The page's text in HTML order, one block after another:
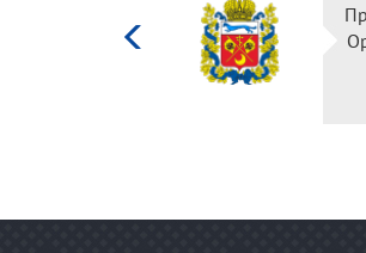
культуры
Российской